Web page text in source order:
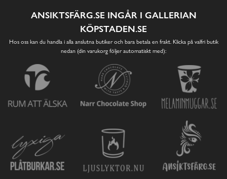
ANSIKTSFÄRG.SE INGÅR I GALLERIAN
KÖPSTADEN.SE
Hos oss kan du handla i alla anslutna butiker och bara betala en frakt. Klicka på valfri butik
nedan (din varukorg följer automatiskt med):